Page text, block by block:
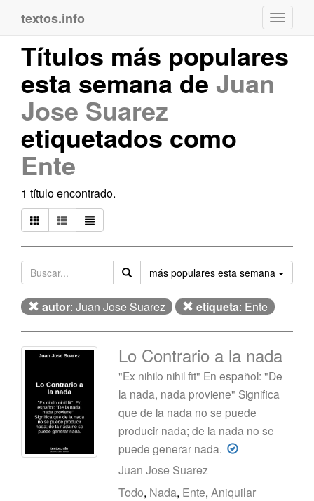
textos.info
Títulos más populares
esta semana de Juan
Jose Suarez
etiquetados como
Ente
1 título encontrado.
más populares esta semana
autor: Juan Jose Suarez etiqueta: Ente
Lo Contrario a la nada
"Ex nihilo nihil fit" En español: "De
la nada, nada proviene" Significa
que de la nada no se puede
producir nada; de la nada no se
puede generar nada.
Juan Jose Suarez
Todo, Nada, Ente,Aniquilar